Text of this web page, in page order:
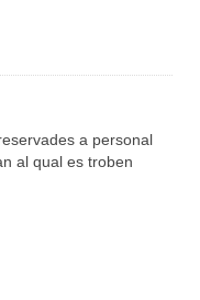
a personal
al qual es troben